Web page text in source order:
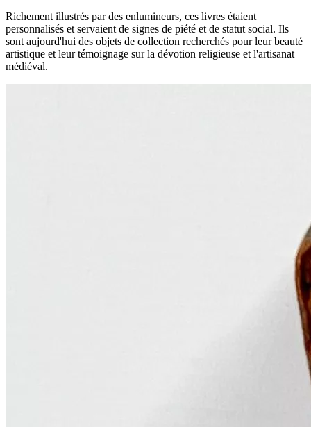
Richement illustrés par des enlumineurs, ces livres étaient
personnalisés et servaient de signes de piété et de statut social. Ils
sont aujourd'hui des objets de collection recherchés pour leur beauté
artistique et leur témoignage sur la dévotion religieuse et l'artisanat
médiéval.